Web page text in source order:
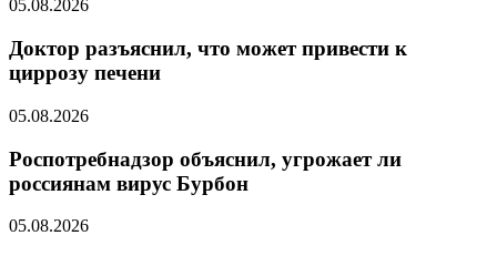
05.08.2026
Доктор разъяснил, что может привести к
циррозу печени
05.08.2026
Роспотребнадзор объяснил, угрожает ли
россиянам вирус Бурбон
05.08.2026